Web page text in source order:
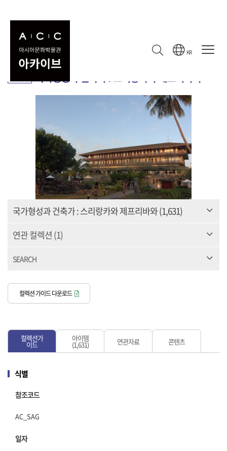
KR
컬렉션
수집 기록
국가형성과 건축가 : 스리랑카와 제프리바와
국가형성과 건축가 : 스리랑카와 제프리바와(1,631)
연관 컬렉션 (1)
SEARCH
컬렉션 가이드 다운로드
컬렉션가
이드
아이템
(1,631) 연관자료 콘텐츠
식별
참조코드
AC_SAG
일자